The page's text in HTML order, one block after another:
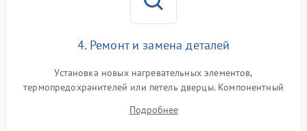
4. Ремонт и замена деталей
Установка новых нагревательных элементов,
термопредохранителей или петель дверцы. Компонентный
выгоревших реле, восстановление контактов и замена
Подробнее